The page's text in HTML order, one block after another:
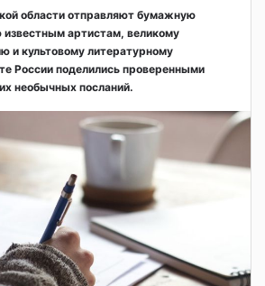
области отправляют бумажную
артистам, великому
и культовому литературному
России поделились проверенными
необычных посланий.